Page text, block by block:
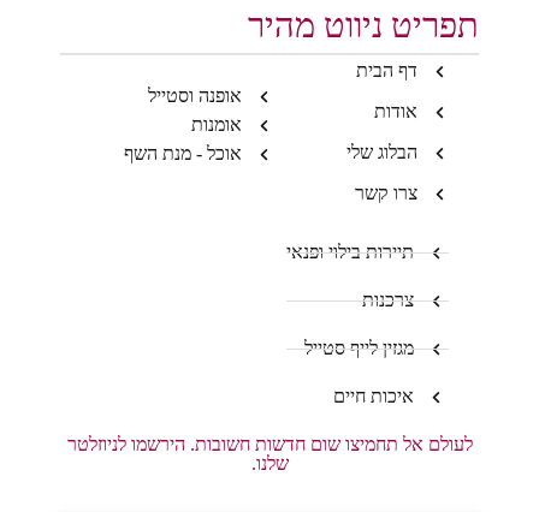
תפריט ניווט מהיר
דף הבית
אודות
הבלוג שלי
צרו קשר
אופנה וסטייל
אומנות
אוכל - מנת השף
תיירות בילוי ופנאי
צרכנות
מגזין לייף סטייל
איכות חיים
לעולם אל תחמיצו שום חדשות חשובות. הירשמו לניוזלטר
שלנו.